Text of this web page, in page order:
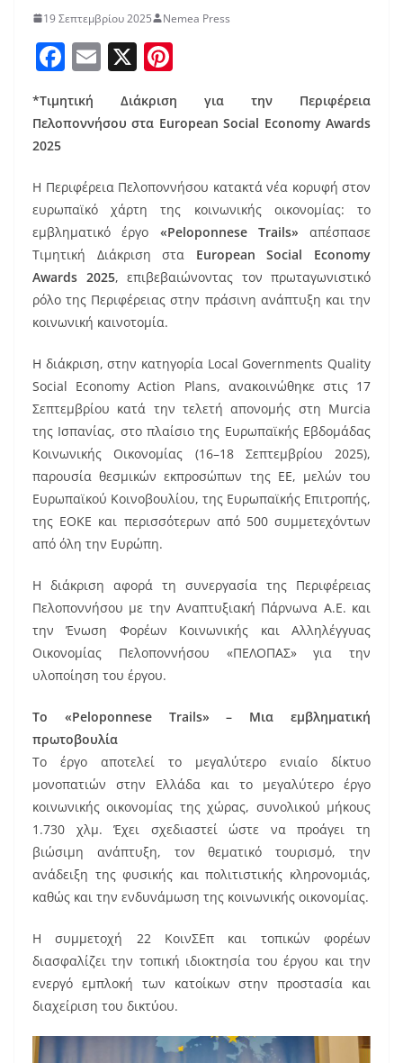
19 Σεπτεμβρίου 2025 Nemea Press
F
c
o
o
k
E
ai
l
X
er
st
*Τιμητική Διάκριση για την Περιφέρεια
Πελοποννήσου στα European Social Economy Awards
2025
Η Περιφέρεια Πελοποννήσου κατακτά νέα κορυφή στον
ευρωπαϊκό χάρτη της κοινωνικής οικονομίας: το
εμβληματικό έργο «Peloponnese Trails» απέσπασε
Τιμητική Διάκριση στα European Social Economy
Awards 2025, επιβεβαιώνοντας τον πρωταγωνιστικό
ρόλο της Περιφέρειας στην πράσινη ανάπτυξη και την
κοινωνική καινοτομία.
Η διάκριση, στην κατηγορία Local Governments Quality
Social Economy Action Plans, ανακοινώθηκε στις 17
Σεπτεμβρίου κατά την τελετή απονομής στη Murcia
της Ισπανίας, στο πλαίσιο της Ευρωπαϊκής Εβδομάδας
Κοινωνικής Οικονομίας (16–18 Σεπτεμβρίου 2025),
παρουσία θεσμικών εκπροσώπων της ΕΕ, μελών του
Ευρωπαϊκού Κοινοβουλίου, της Ευρωπαϊκής Επιτροπής,
της ΕΟΚΕ και περισσότερων από 500 συμμετεχόντων
από όλη την Ευρώπη.
Η διάκριση αφορά τη συνεργασία της Περιφέρειας
Πελοποννήσου με την Αναπτυξιακή Πάρνωνα Α.Ε. και
την Ένωση Φορέων Κοινωνικής και Αλληλέγγυας
Οικονομίας Πελοποννήσου «ΠΕΛΟΠΑΣ» για την
υλοποίηση του έργου.
Το «Peloponnese Trails» – Μια εμβληματική
πρωτοβουλία
Το έργο αποτελεί το μεγαλύτερο ενιαίο δίκτυο
μονοπατιών στην Ελλάδα και το μεγαλύτερο έργο
κοινωνικής οικονομίας της χώρας, συνολικού μήκους
1.730 χλμ. Έχει σχεδιαστεί ώστε να προάγει τη
βιώσιμη ανάπτυξη, τον θεματικό τουρισμό, την
ανάδειξη της φυσικής και πολιτιστικής κληρονομιάς,
καθώς και την ενδυνάμωση της κοινωνικής οικονομίας.
Η συμμετοχή 22 ΚοινΣΕπ και τοπικών φορέων
διασφαλίζει την τοπική ιδιοκτησία του έργου και την
ενεργό εμπλοκή των κατοίκων στην προστασία και
διαχείριση του δικτύου.